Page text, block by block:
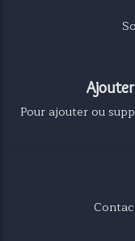
Pour ajouter ou